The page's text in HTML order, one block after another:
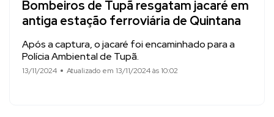
Bombeiros de Tupã resgatam jacaré em
antiga estação ferroviária de Quintana
Após a captura, o jacaré foi encaminhado para a
Polícia Ambiental de Tupã.
13/11/2024 Atualizado em 13/11/2024 às 10:02